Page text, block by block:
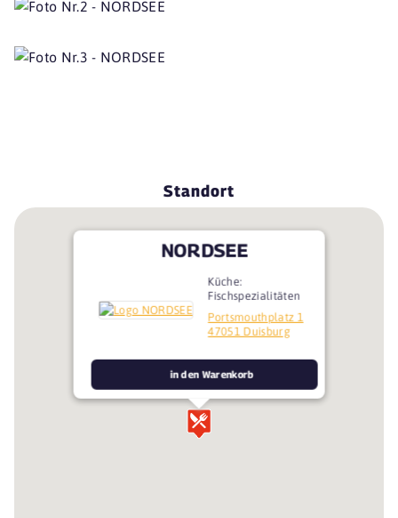
Standort
NORDSEE
Küche:
Fischspezialitäten
Portsmouthplatz 1
47051 Duisburg
in den Warenkorb